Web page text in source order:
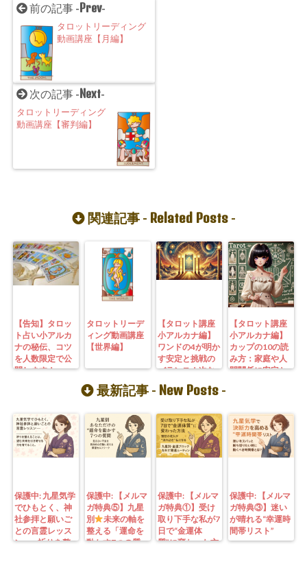
前の記事 - Prev-
タロットリーディング
動画講座【月編】
次の記事 - Next-
タロットリーディング
動画講座【審判編】
関連記事 - Related Posts-
【告知】タロッ
ト占い小アルカ
ナの秘伝、コツ
を人数限定で公
開します！
タロットリーデ
ィング動画講座
【世界編】
【タロット講座
小アルカナ編】
ワンドの4が明か
す安定と挑戦の
バランス！次な
る飛躍への準備
を整える魔法
【タロット講座
小アルカナ編】
カップの10の読
み方：家庭や人
間関係に安定と
最新記事 - New Posts -
保護中: 九星気学
でひもとく、神
社参拝と願いご
との言霊レッス
ン—— 祈りを整
保護中: 【メルマ
ガ特典⑤】九星
別
未来の軸を
整える「運命を
動かす7つの質
保護中: 【メルマ
ガ特典①】受け
取り下手な私が7
日で“金運体
質”に変わった方
保護中: 【メルマ
ガ特典③】迷い
が晴れる“幸運時
間帯リスト”